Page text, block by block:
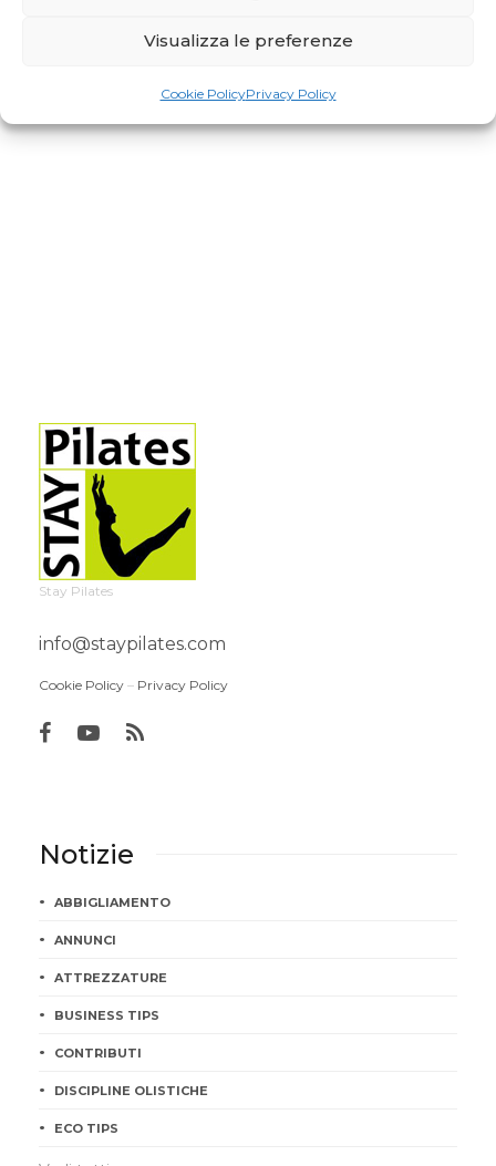
Visualizza le preferenze
Cookie PolicyPrivacy Policy
Stay Pilates
info@staypilates.com
Cookie Policy – Privacy Policy
Notizie
ABBIGLIAMENTO
ANNUNCI
ATTREZZATURE
BUSINESS TIPS
CONTRIBUTI
DISCIPLINE OLISTICHE
ECO TIPS